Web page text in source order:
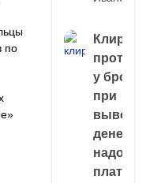
по
Клиринг
у
при
выводе
денег,
надо
платить